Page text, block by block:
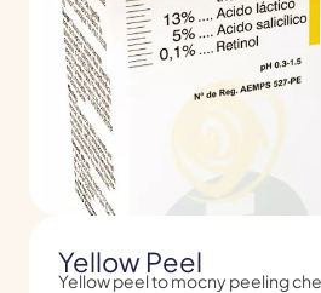
Yellow Peel
Yellow peel to mocny peeling